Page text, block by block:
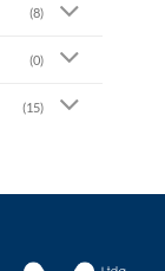
(8)
(0)
(15)